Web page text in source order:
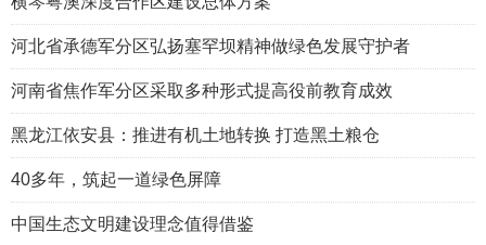
河北省承德军分区弘扬塞罕坝精神做绿色发展守护者
河南省焦作军分区采取多种形式提高役前教育成效
黑龙江依安县：推进有机土地转换 打造黑土粮仓
40多年，筑起一道绿色屏障
中国生态文明建设理念值得借鉴